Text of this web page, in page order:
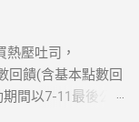
詳情：好康優惠看
ibon 購買教學
首選，速度穩
熱壓吐司，
回饋(含基本點數回
間以7-11最後公